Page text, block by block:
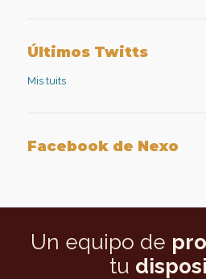
Facebook
TwitteraplicadaGoogle+
Últimos Twitts
Mis tuits
Facebook de Nexo
Un equipo de
tu